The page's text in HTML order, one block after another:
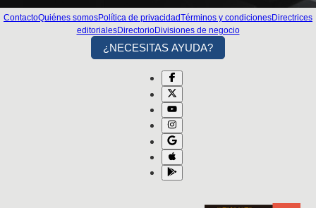
ContactoQuiénes somosPolítica de privacidadTérminos y condicionesDirectrices
editorialesDirectorioDivisiones de negocio
¿NECESITAS AYUDA?